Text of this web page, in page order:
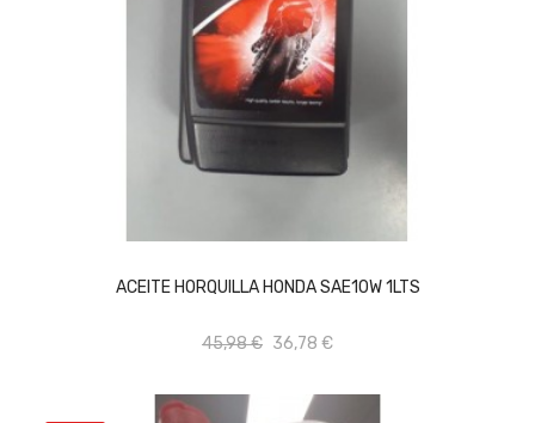
ACEITE HORQUILLA HONDA SAE10W 1LTS
45,98 € 36,78 €